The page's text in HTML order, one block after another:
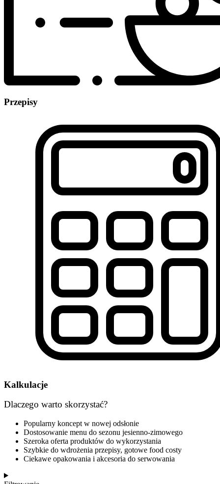
Przepisy
Kalkulacje
Dlaczego warto skorzystać?
Popularny koncept w nowej odsłonie
Dostosowanie menu do sezonu jesienno-zimowego
Szeroka oferta produktów do wykorzystania
Szybkie do wdrożenia przepisy, gotowe food costy
Ciekawe opakowania i akcesoria do serwowania